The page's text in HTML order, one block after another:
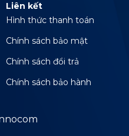
Liên kết
Hình thức thanh toán
Chính sách bảo mật
Chính sách đổi trả
Chính sách bảo hành